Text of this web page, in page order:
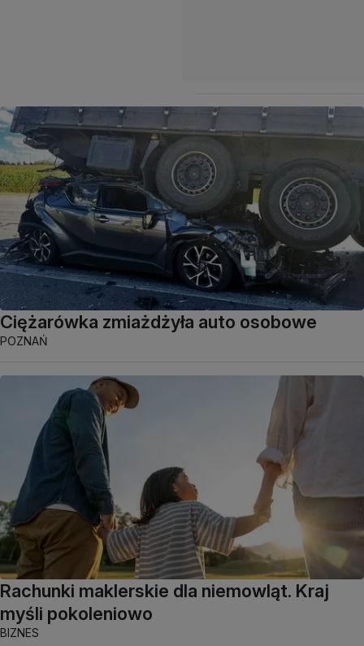
Ciężarówka zmiażdżyła auto osobowe
POZNAŃ
Rachunki maklerskie dla niemowląt. Kraj
myśli pokoleniowo
BIZNES